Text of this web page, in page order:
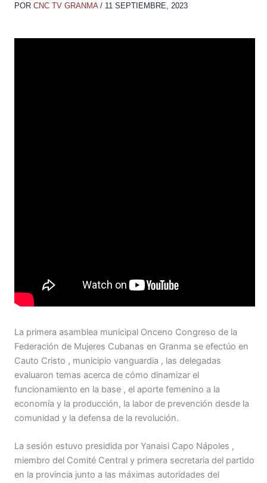
POR CNC TV GRANMA / 11 SEPTIEMBRE, 2023
La primera asamblea municipal Onceno Congreso de la
Federación de Mujeres Cubanas en Granma se efectúo en
Cauto Cristo , municipio vanguardia , las delegadas
evaluaron temas acerca de cómo dinamizar el
funcionamiento en la base , el aporte femenino a la
economía y la producción, la labor de prevención desde la
comunidad y la defensa de la revolución.
La sesión estuvo presidida por Yanaisi Capo Nápoles ,
miembro del Comité Central y primera secretaria del partido
en la provincia junto a las máximas autoridades del